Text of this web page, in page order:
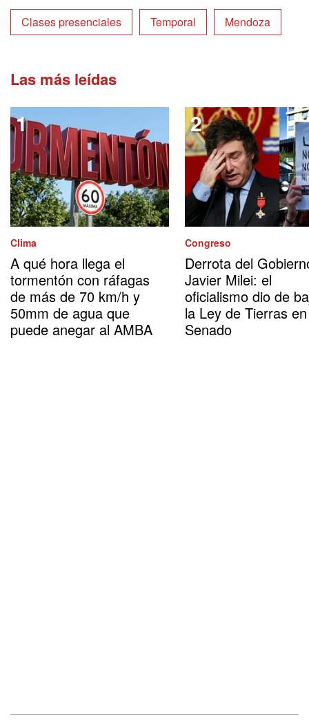
Clases presenciales Temporal Mendoza
Las más leídas
Clima
A qué hora llega el
tormentón con ráfagas
de más de 70 km/h y
50mm de agua que
puede anegar al AMBA
Congreso
Derrota del
Javier Milei: el
oficialismo dio de
la Ley de Tierras
Senado